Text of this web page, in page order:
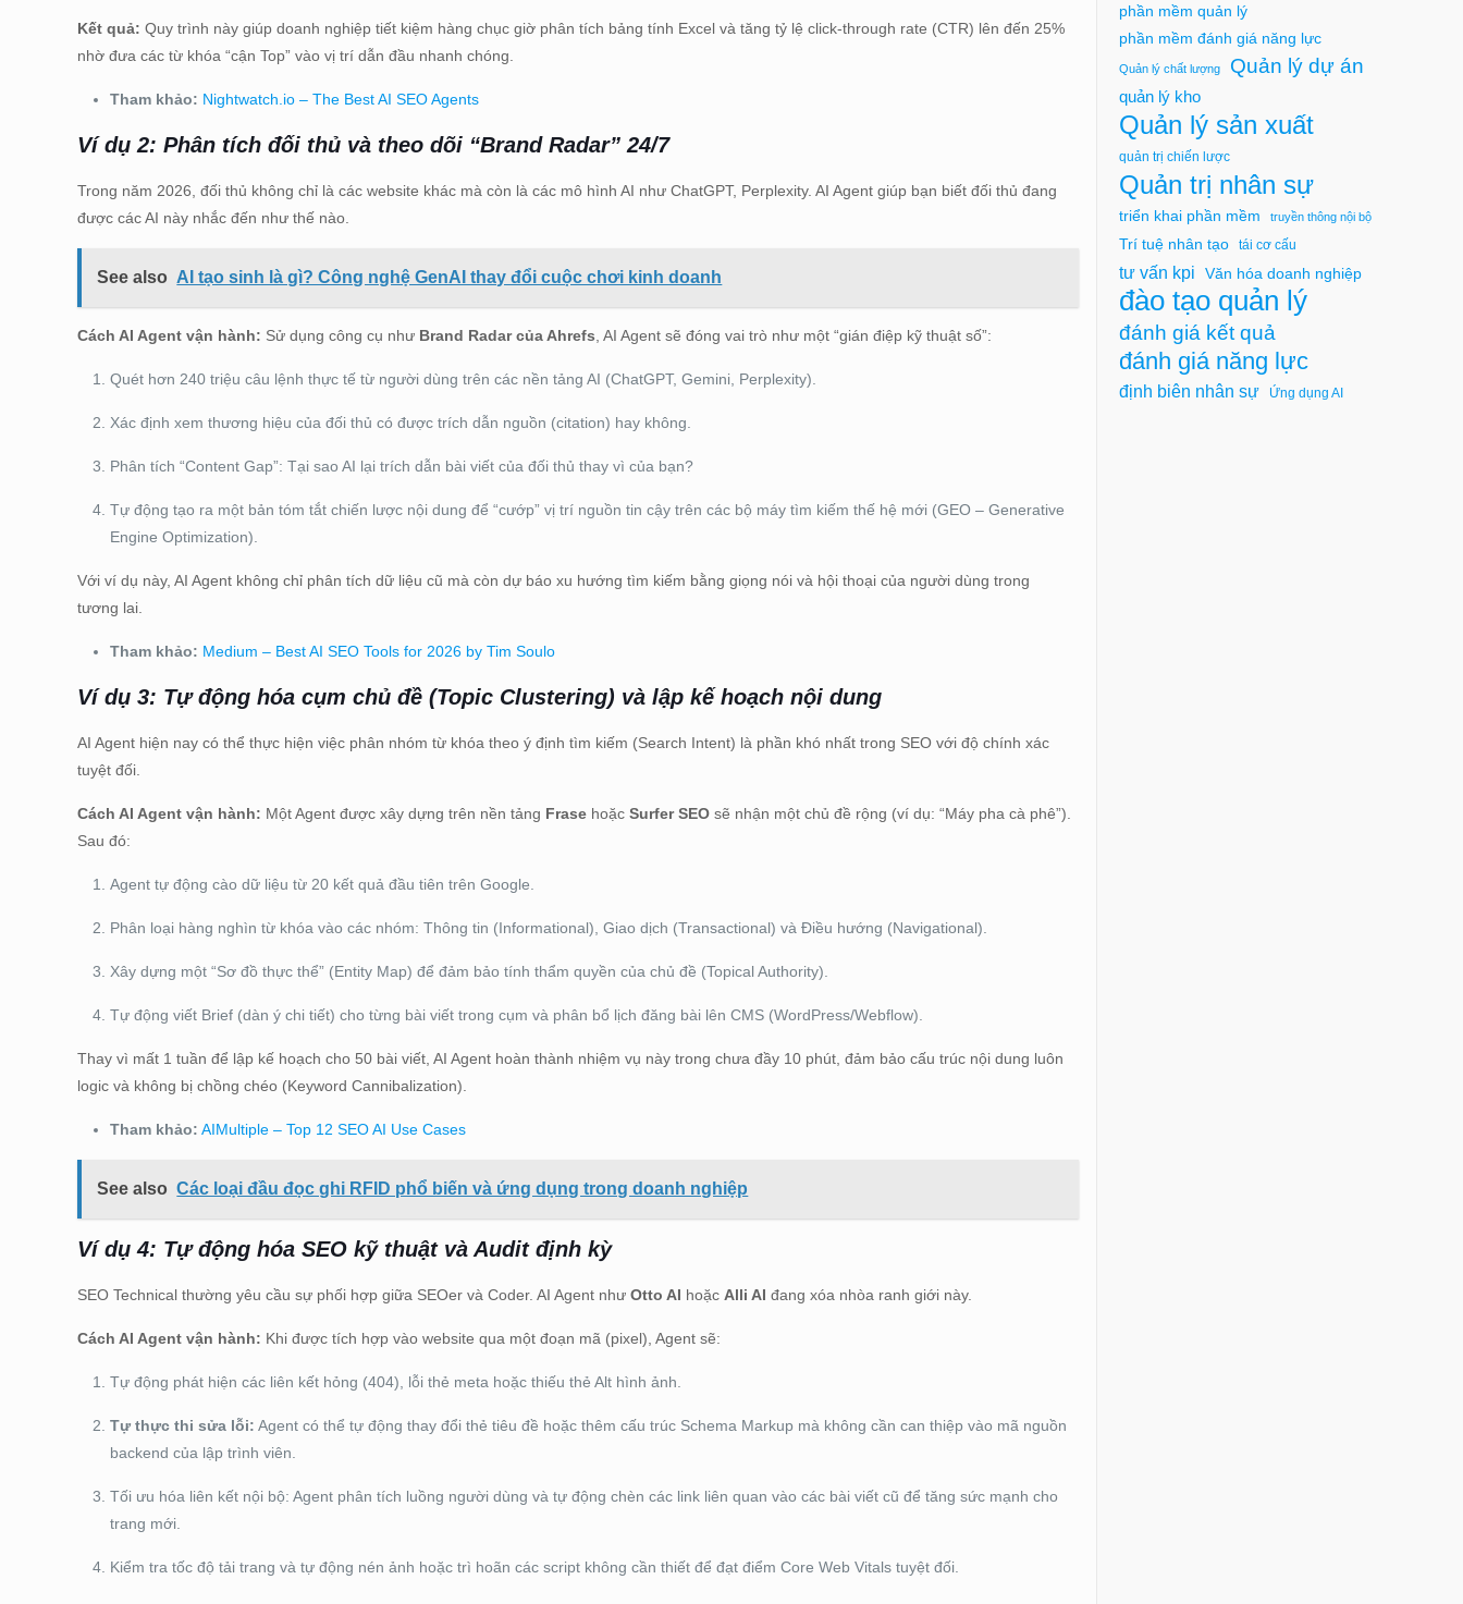
Kết quả: Quy trình này giúp doanh nghiệp tiết kiệm hàng chục giờ phân tích bảng tính Excel và tăng tỷ lệ click-through rate (CTR) lên đến 25%
nhờ đưa các từ khóa “cận Top” vào vị trí dẫn đầu nhanh chóng.
Tham khảo: Nightwatch.io – The Best AI SEO Agents
Ví dụ 2: Phân tích đối thủ và theo dõi “Brand Radar” 24/7
Trong năm 2026, đối thủ không chỉ là các website khác mà còn là các mô hình AI như ChatGPT, Perplexity. AI Agent giúp bạn biết đối thủ đang
được các AI này nhắc đến như thế nào.
See also AI tạo sinh là gì? Công nghệ GenAI thay đổi cuộc chơi kinh doanh
Cách AI Agent vận hành: Sử dụng công cụ như Brand Radar của Ahrefs , AI Agent sẽ đóng vai trò như một “gián điệp kỹ thuật số”:
Quét hơn 240 triệu câu lệnh thực tế từ người dùng trên các nền tảng AI (ChatGPT, Gemini, Perplexity).
Xác định xem thương hiệu của đối thủ có được trích dẫn nguồn (citation) hay không.
Phân tích “Content Gap”: Tại sao AI lại trích dẫn bài viết của đối thủ thay vì của bạn?
Tự động tạo ra một bản tóm tắt chiến lược nội dung để “cướp” vị trí nguồn tin cậy trên các bộ máy tìm kiếm thế hệ mới (GEO – Generative
Engine Optimization).
Với ví dụ này, AI Agent không chỉ phân tích dữ liệu cũ mà còn dự báo xu hướng tìm kiếm bằng giọng nói và hội thoại của người dùng trong
tương lai.
Tham khảo: Medium – Best AI SEO Tools for 2026 by Tim Soulo
Ví dụ 3: Tự động hóa cụm chủ đề (Topic Clustering) và lập kế hoạch nội dung
AI Agent hiện nay có thể thực hiện việc phân nhóm từ khóa theo ý định tìm kiếm (Search Intent) là phần khó nhất trong SEO với độ chính xác
tuyệt đối.
Cách AI Agent vận hành: Một Agent được xây dựng trên nền tảng Frase hoặcSurfer SEO sẽ nhận một chủ đề rộng (ví dụ: “Máy pha cà phê”).
Sau đó:
Agent tự động cào dữ liệu từ 20 kết quả đầu tiên trên Google.
Phân loại hàng nghìn từ khóa vào các nhóm: Thông tin (Informational), Giao dịch (Transactional) và Điều hướng (Navigational).
Xây dựng một “Sơ đồ thực thể” (Entity Map) để đảm bảo tính thẩm quyền của chủ đề (Topical Authority).
Tự động viết Brief (dàn ý chi tiết) cho từng bài viết trong cụm và phân bổ lịch đăng bài lên CMS (WordPress/Webflow).
Thay vì mất 1 tuần để lập kế hoạch cho 50 bài viết, AI Agent hoàn thành nhiệm vụ này trong chưa đầy 10 phút, đảm bảo cấu trúc nội dung luôn
logic và không bị chồng chéo (Keyword Cannibalization).
Tham khảo: AIMultiple – Top 12 SEO AI Use Cases
See also Các loại đầu đọc ghi RFID phổ biến và ứng dụng trong doanh nghiệp
Ví dụ 4: Tự động hóa SEO kỹ thuật và Audit định kỳ
SEO Technical thường yêu cầu sự phối hợp giữa SEOer và Coder. AI Agent nhưOtto AI hoặc Alli AI đang xóa nhòa ranh giới này.
Cách AI Agent vận hành: Khi được tích hợp vào website qua một đoạn mã (pixel), Agent sẽ:
Tự động phát hiện các liên kết hỏng (404), lỗi thẻ meta hoặc thiếu thẻ Alt hình ảnh.
Tự thực thi sửa lỗi: Agent có thể tự động thay đổi thẻ tiêu đề hoặc thêm cấu trúc Schema Markup mà không cần can thiệp vào mã nguồn
backend của lập trình viên.
Tối ưu hóa liên kết nội bộ: Agent phân tích luồng người dùng và tự động chèn các link liên quan vào các bài viết cũ để tăng sức mạnh cho
trang mới.
Kiểm tra tốc độ tải trang và tự động nén ảnh hoặc trì hoãn các script không cần thiết để đạt điểm Core Web Vitals tuyệt đối.
phần mềm quản lý
phần mềm đánh giá năng lực
Quản lý chất lượng Quản lý dự án
quản lý kho
Quản lý sản xuất
quản trị chiến lược
Quản trị nhân sự
triển khai phần mềm truyền thông nội bộ
Trí tuệ nhân tạo tái cơ cấu
tư vấn kpi Văn hóa doanh nghiệp
đào tạo quản lý
đánh giá kết quả
đánh giá năng lực
định biên nhân sự Ứng dụng AI